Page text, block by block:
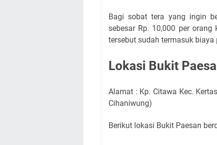
Bagi sobat tera yang ingin
sebesar Rp. 10,000 per
tersebut sudah termasuk biaya
Lokasi Bukit
Alamat : Kp. Citawa Kec.
Cihaniwung)
Berikut lokasi Bukit Paesan